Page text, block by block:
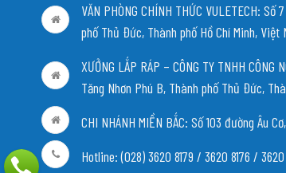
VĂN PHÒNG CHÍNH THỨC VULETECH:
phố Thủ Đức, Thành phố Hồ Chí Minh, Việt
XƯỞNG LẮP RÁP – CÔNG TY TNHH
Tăng Nhơn Phú B, Thành phố Thủ Đức,
CHI NHÁNH MIỀN BẮC: Số 103 đường Âu
Hotline: (028) 3620 8179 / 3620 8176 / 3620